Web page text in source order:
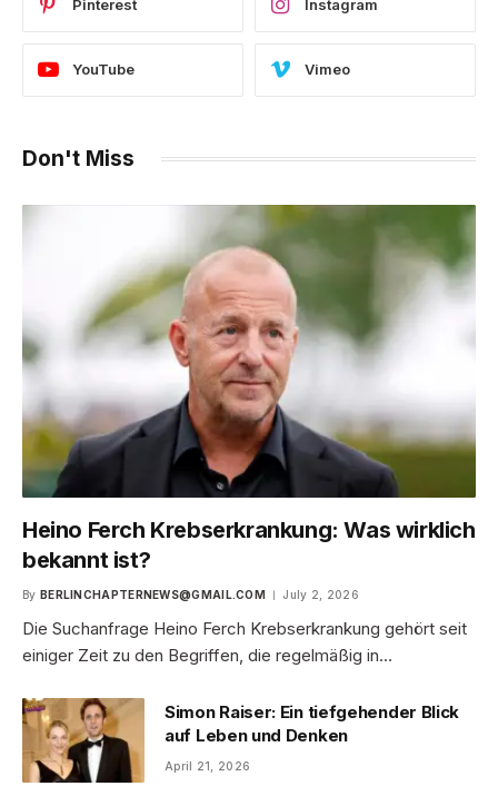
Pinterest Instagram
YouTube Vimeo
Don't Miss
Heino Ferch Krebserkrankung: Was wirklich
bekannt ist?
By BERLINCHAPTERNEWS@GMAIL.COM July 2, 2026
Die Suchanfrage Heino Ferch Krebserkrankung gehört seit
einiger Zeit zu den Begriffen, die regelmäßig in…
Simon Raiser: Ein tiefgehender Blick
auf Leben und Denken
April 21, 2026